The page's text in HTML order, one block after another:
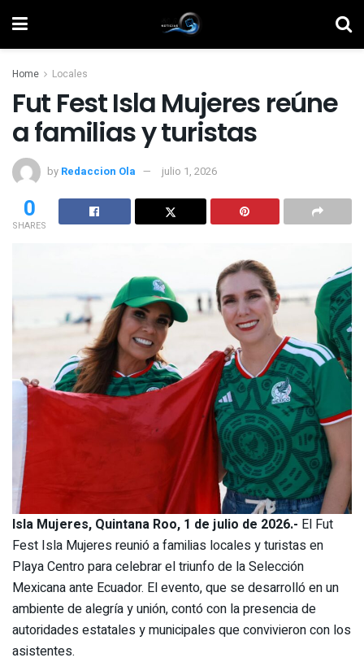
Home Locales
Fut Fest Isla Mujeres reúne
a familias y turistas
by Redaccion Ola julio 1, 2026
0
SHARES
Isla Mujeres, Quintana Roo, 1 de julio de 2026.- El Fut
Fest Isla Mujeres reunió a familias locales y turistas en
Playa Centro para celebrar el triunfo de la Selección
Mexicana ante Ecuador. El evento, que se desarrolló en un
ambiente de alegría y unión, contó con la presencia de
autoridades estatales y municipales que convivieron con los
asistentes.